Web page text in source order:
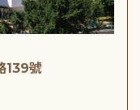
139號